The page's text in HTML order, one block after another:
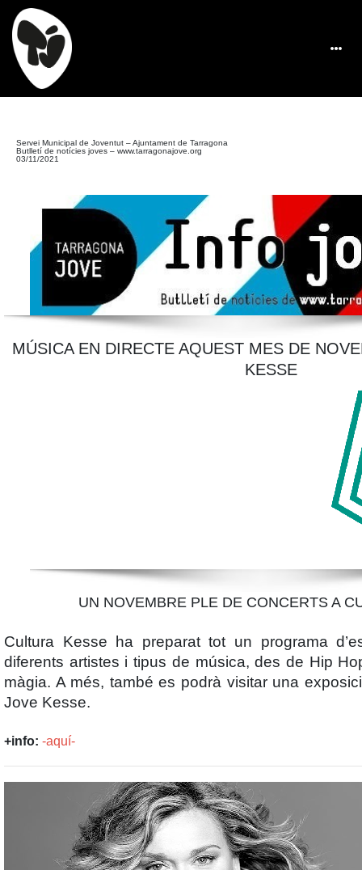
Servei Municipal de Joventut – Ajuntament de Tarragona
Butlletí de notícies joves – www.tarragonajove.org
03/11/2021
MÚSICA EN DIRECTE AQUEST MES DE
KESSE
UN NOVEMBRE PLE DE CONCERTS A
Cultura Kesse ha preparat tot un programa d
diferents artistes i tipus de música, des de Hip
màgia. A més, també es podrà visitar una
Jove Kesse.
+info: -aquí-